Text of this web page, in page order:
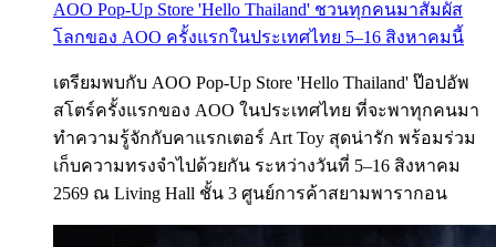
AOO Pop-Up Store 'Hello Thailand' ชวนทุกคนมาสัมผัส
โลกของ AOO ครั้งแรกในประเทศไทย 5–16 สิงหาคมนี้
เตรียมพบกับ AOO Pop-Up Store 'Hello Thailand' ป๊อปอัพ
สโตร์ครั้งแรกของ AOO ในประเทศไทย ที่จะพาทุกคนมา
ทำความรู้จักกับคาแรกเตอร์ Art Toy สุดน่ารัก พร้อมร่วม
เก็บความทรงจำไปด้วยกัน ระหว่างวันที่ 5–16 สิงหาคม
2569 ณ Living Hall ชั้น 3 ศูนย์การค้าสยามพารากอน